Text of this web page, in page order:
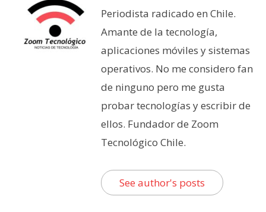
Periodista radicado en Chile.
Amante de la tecnología,
aplicaciones móviles y sistemas
operativos. No me considero fan
de ninguno pero me gusta
probar tecnologías y escribir de
ellos. Fundador de Zoom
Tecnológico Chile.
See author's posts